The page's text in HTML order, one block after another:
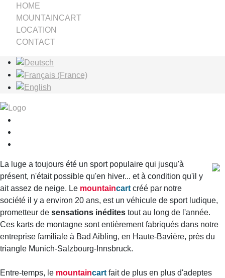
HOME
MOUNTAINCART
LOCATION
CONTACT
Sélectionnez votre langue
La luge a toujours été un sport populaire qui jusqu'à
présent, n'était possible qu'en hiver... et à condition qu'il y
ait assez de neige. Le mountaincart créé par notre
société il y a environ 20 ans, est un véhicule de sport ludique,
prometteur de sensations inédites tout au long de l'année.
Ces karts de montagne sont entièrement fabriqués dans notre
entreprise familiale à Bad Aibling, en Haute-Bavière, près du
triangle Munich-Salzbourg-Innsbruck.
Entre-temps, le mountaincart fait de plus en plus d'adeptes